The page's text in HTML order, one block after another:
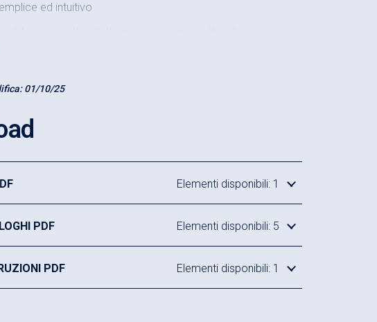
ed intuitivo
industriale
della qualità nei processi di produzione e di montaggio
resa del montaggio e della produttività
secondo la norma DIN EN 1570 con sovraccarico statico 4
su modulo carrello
01/10/25
Elementi disponibili: 1
PDF Elementi disponibili: 5
PDF Elementi disponibili: 1